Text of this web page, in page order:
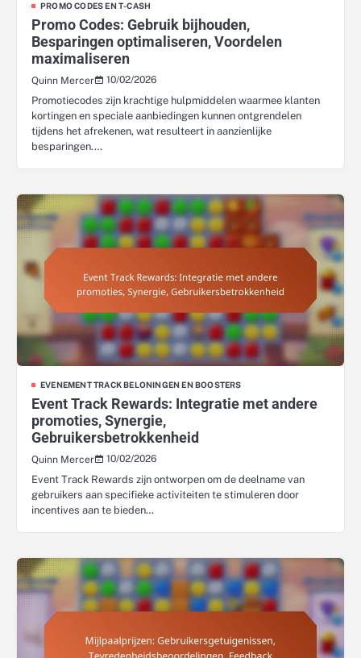
PROMO CODES EN T-CASH
Promo Codes: Gebruik bijhouden,
Besparingen optimaliseren, Voordelen
maximaliseren
Quinn Mercer
10/02/2026
Promotiecodes zijn krachtige hulpmiddelen waarmee klanten
kortingen en speciale aanbiedingen kunnen ontgrendelen
tijdens het afrekenen, wat resulteert in aanzienlijke
besparingen.…
EVENEMENT TRACK BELONINGEN EN BOOSTERS
Event Track Rewards: Integratie met andere
promoties, Synergie,
Gebruikersbetrokkenheid
Quinn Mercer
10/02/2026
Event Track Rewards zijn ontworpen om de deelname van
gebruikers aan specifieke activiteiten te stimuleren door
incentives aan te bieden…